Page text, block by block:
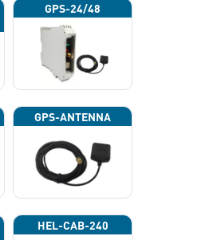
GPS-24/48
GPS-ANTENNA
HEL-CAB-240